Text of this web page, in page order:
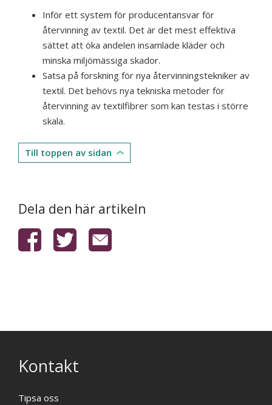
Inför ett system för producentansvar för
återvinning av textil. Det är det mest effektiva
sättet att öka andelen insamlade kläder och
minska miljömässiga skador.
Satsa på forskning för nya återvinningstekniker av
textil. Det behövs nya tekniska metoder för
återvinning av textilfibrer som kan testas i större
skala.
Till toppen av sidan
Dela den här artikeln
Kontakt
Tipsa oss